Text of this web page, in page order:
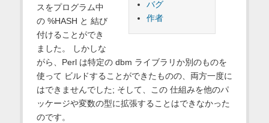
バグ
作者
スをプログラム中
の %HASH と 結び
付けることができ
ました。 しかしな
がら、Perl は特定の dbm ライブラリか別のものを
使って ビルドすることができたものの、両方一度に
はできませんでした; そして、この 仕組みを他のパ
ッケージや変数の型に拡張することはできなかった
のです。